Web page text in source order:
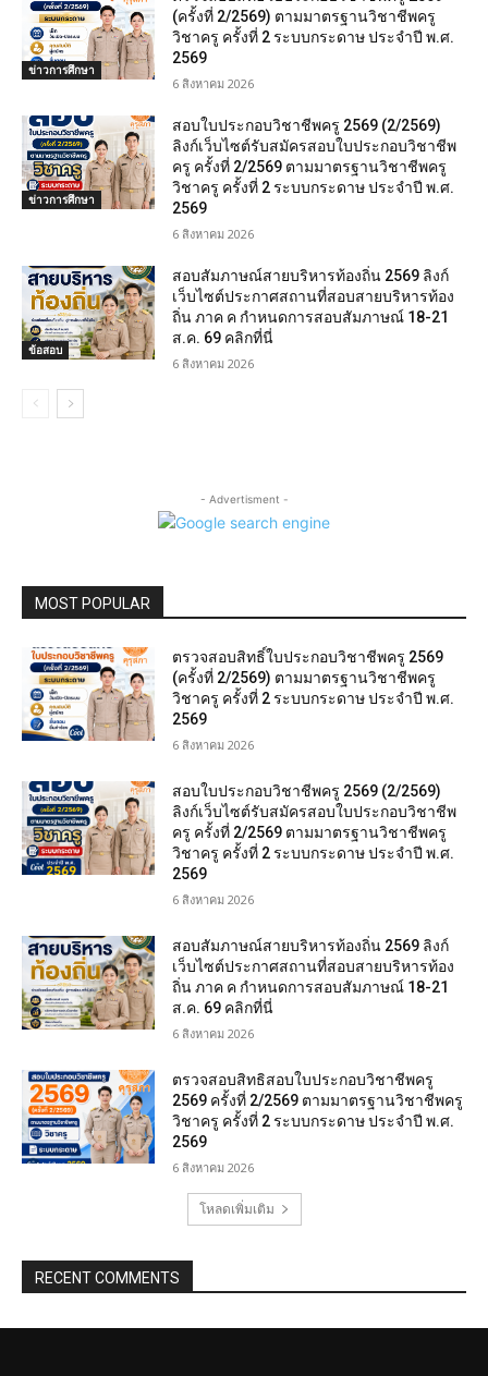
ข่าวการศึกษา
(ครั้งที่ 2/2569) ตามมาตรฐานวิชาชีพครู
วิชาครู ครั้งที่ 2 ระบบกระดาษ ประจำปี พ.ศ.
2569
6 สิงหาคม 2026
ข่าวการศึกษา
สอบใบประกอบวิชาชีพครู 2569 (2/2569)
ลิงก์เว็บไซต์รับสมัครสอบใบประกอบวิชาชีพ
ครู ครั้งที่ 2/2569 ตามมาตรฐานวิชาชีพครู
วิชาครู ครั้งที่ 2 ระบบกระดาษ ประจำปี พ.ศ.
2569
6 สิงหาคม 2026
ข้อสอบ
สอบสัมภาษณ์สายบริหารท้องถิ่น 2569 ลิงก์
เว็บไซต์ประกาศสถานที่สอบสายบริหารท้อง
ถิ่น ภาค ค กำหนดการสอบสัมภาษณ์ 18-21
ส.ค. 69 คลิกที่นี่
6 สิงหาคม 2026
- Advertisment -
MOST POPULAR
ตรวจสอบสิทธิ์ใบประกอบวิชาชีพครู 2569
(ครั้งที่ 2/2569) ตามมาตรฐานวิชาชีพครู
วิชาครู ครั้งที่ 2 ระบบกระดาษ ประจำปี พ.ศ.
2569
6 สิงหาคม 2026
สอบใบประกอบวิชาชีพครู 2569 (2/2569)
ลิงก์เว็บไซต์รับสมัครสอบใบประกอบวิชาชีพ
ครู ครั้งที่ 2/2569 ตามมาตรฐานวิชาชีพครู
วิชาครู ครั้งที่ 2 ระบบกระดาษ ประจำปี พ.ศ.
2569
6 สิงหาคม 2026
สอบสัมภาษณ์สายบริหารท้องถิ่น 2569 ลิงก์
เว็บไซต์ประกาศสถานที่สอบสายบริหารท้อง
ถิ่น ภาค ค กำหนดการสอบสัมภาษณ์ 18-21
ส.ค. 69 คลิกที่นี่
6 สิงหาคม 2026
ตรวจสอบสิทธิสอบใบประกอบวิชาชีพครู
2569 ครั้งที่ 2/2569 ตามมาตรฐานวิชาชีพครู
วิชาครู ครั้งที่ 2 ระบบกระดาษ ประจำปี พ.ศ.
2569
6 สิงหาคม 2026
โหลดเพิ่มเติม
RECENT COMMENTS